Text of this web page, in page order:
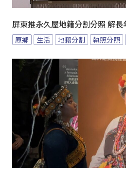
屏東推永久屋地籍分割分照 解長
原鄉 生活 地籍分割 執照分照